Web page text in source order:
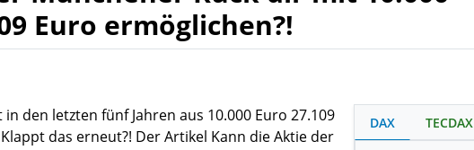
Euro ermöglichen?!
den letzten fünf Jahren aus 10.000 Euro 27.109
das erneut?! Der Artikel Kann die Aktie der
DAX TECDAX